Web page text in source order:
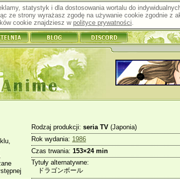
statystyk i dla dostosowania wortalu do
ze strony wyrażasz zgodę na używanie cookie zgodnie z
cookie znajdziesz w polityce prywatności.
Rodzaj produkcji: seria TV (Japonia)
Rok wydania: 1986
Czas trwania: 153×24 min
Tytuły alternatywne:
ドラゴンボール